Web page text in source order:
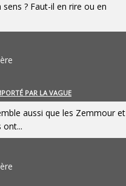
? Faut-il en rire ou en
PAR LA VAGUE
aussi que les Zemmour et
ont...